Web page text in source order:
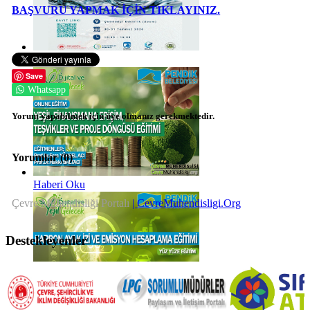
Haberi Oku
Haberi Oku
BAŞVURU YAPMAK İÇİN TIKLAYINIZ.
Save
Whatsapp
Yorum yapabilmek için üye olmanız gerekmektedir.
Yorumlar (0)
Çevre Mühendisliği Portalı | CevreMuhendisligi.Org
Destekleyenler